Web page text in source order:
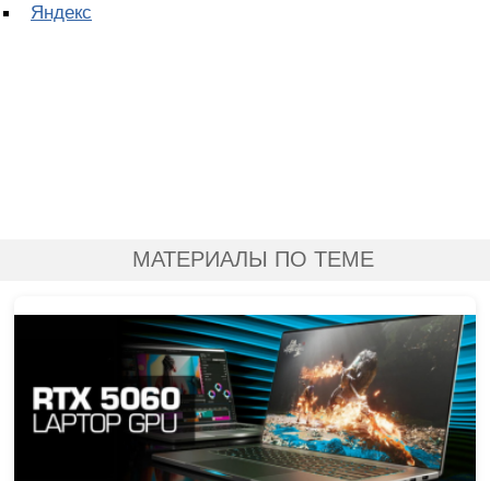
Яндекс
МАТЕРИАЛЫ ПО ТЕМЕ